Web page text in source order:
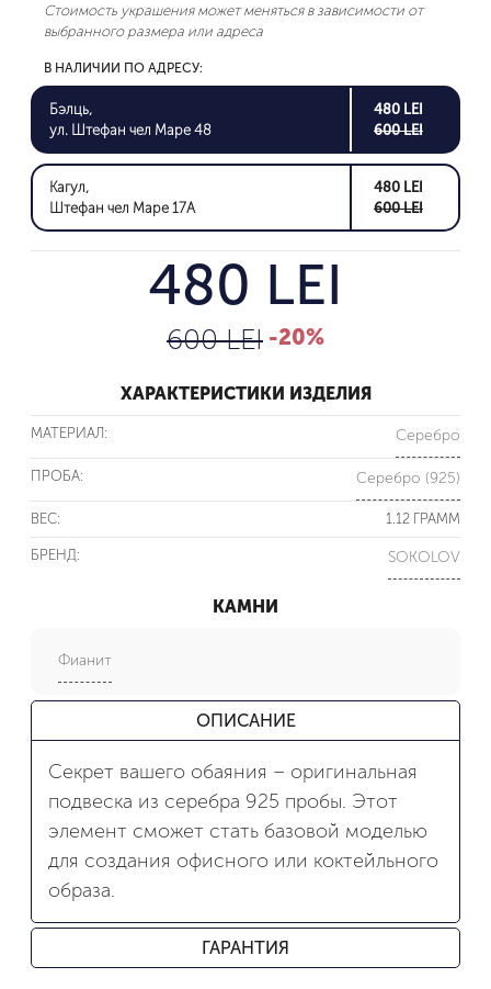
Стоимость украшения может меняться в зависимости от
выбранного размера или адреса
В НАЛИЧИИ ПО АДРЕСУ:
Бэлць,
ул. Штефан чел Маре 48
480 LEI
600 LEI
Кагул,
Штефан чел Маре 17A
480 LEI
600 LEI
480 LEI
600 LEI -20%
ХАРАКТЕРИСТИКИ ИЗДЕЛИЯ
МАТЕРИАЛ: Серебро
ПРОБА: Серебро (925)
ВЕС: 1.12 ГРАММ
БРЕНД: SOKOLOV
КАМНИ
Фианит
ОПИСАНИЕ
Секрет вашего обаяния – оригинальная
подвеска из серебра 925 пробы. Этот
элемент сможет стать базовой моделью
для создания офисного или коктейльного
образа.
ГАРАНТИЯ